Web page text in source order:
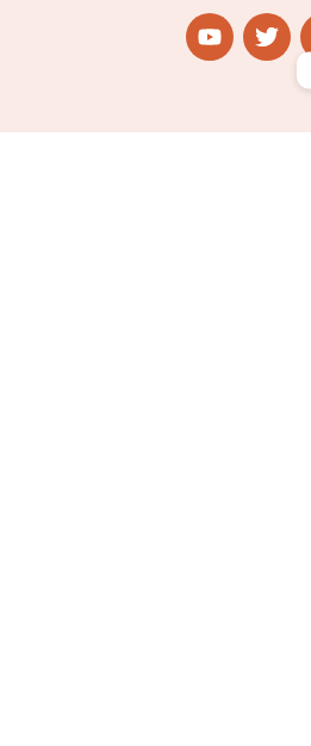
T
w
i
e
Y
o
u
b